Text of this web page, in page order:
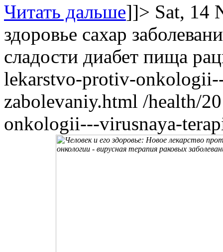
Читать дальше]]> Sat, 14
здоровье сахар
сладости диабет пища
lekarstvo-protiv-
zabolevaniy.html /health/
onkologii---virusnaya-